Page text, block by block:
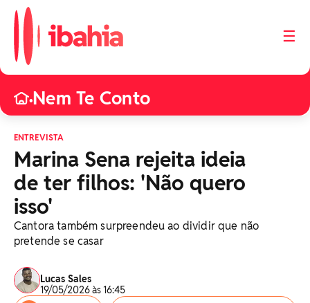
☰
•Nem Te Conto
ENTREVISTA
Marina Sena rejeita ideia
de ter filhos: 'Não quero
isso'
Cantora também surpreendeu ao dividir que não
pretende se casar
Lucas Sales
19/05/2026 às 16:45